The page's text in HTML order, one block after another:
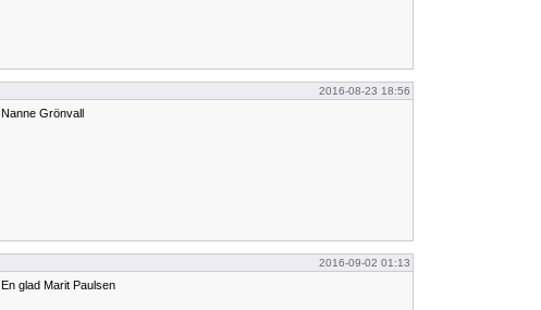
2016-08-23 18:56
Nanne Grönvall
2016-09-02 01:13
En glad Marit Paulsen